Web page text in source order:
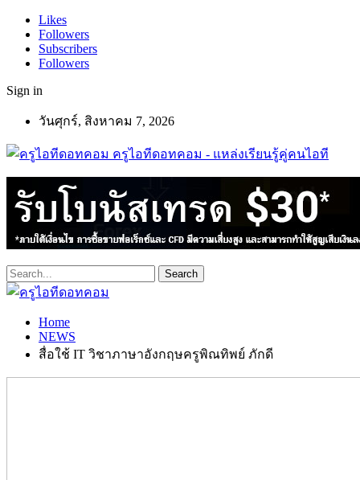
Likes
Followers
Subscribers
Followers
Sign in
วันศุกร์, สิงหาคม 7, 2026
ครูไอทีดอทคอม - แหล่งเรียนรู้คู่คนไอที
Home
NEWS
สื่อใช้ IT วิชาภาษาอังกฤษครูพิณทิพย์ ภักดี